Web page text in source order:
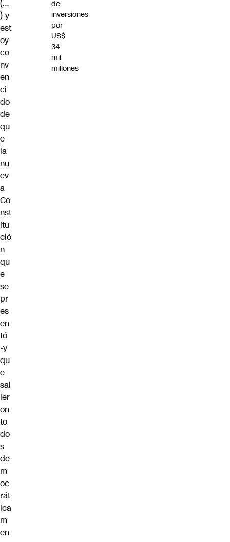
(…
) y
est
oy
co
nv
en
ci
do
de
qu
e
la
nu
ev
a
Co
nst
itu
ció
n
qu
e
se
pr
es
en
tó
-y
qu
e
sal
ier
on
to
do
s
de
m
oc
rát
ica
m
en
de
inversiones
por
US$
34
mil
millones